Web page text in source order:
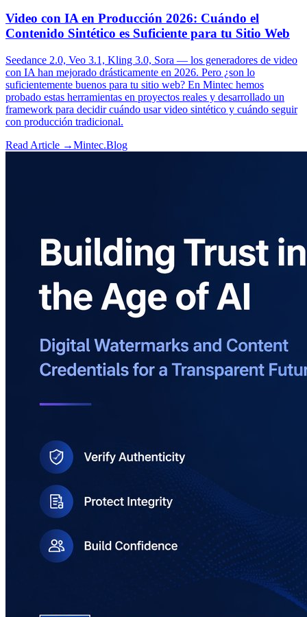
Video con IA en Producción 2026: Cuándo el
Contenido Sintético es Suficiente para tu Sitio Web
Seedance 2.0, Veo 3.1, Kling 3.0, Sora — los generadores de video
con IA han mejorado drásticamente en 2026. Pero ¿son lo
suficientemente buenos para tu sitio web? En Mintec hemos
probado estas herramientas en proyectos reales y desarrollado un
framework para decidir cuándo usar video sintético y cuándo seguir
con producción tradicional.
Read Article →Mintec.Blog